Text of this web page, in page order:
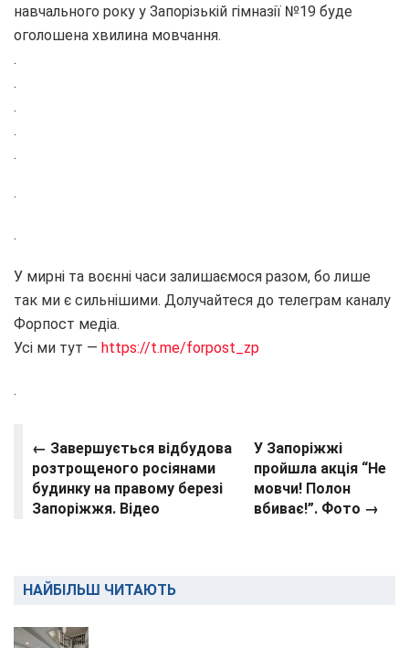
навчального року у Запорізькій гімназії №19 буде
оголошена хвилина мовчання.
.
.
.
.
.
.
.
У мирні та воєнні часи залишаємося разом, бо лише
так ми є сильнішими. Долучайтеся до телеграм каналу
Форпост медіа.
Усі ми тут — https://t.me/forpost_zp
.
← Завершується відбудова
розтрощеного росіянами
будинку на правому березі
Запоріжжя. Відео
У Запоріжжі
пройшла акція “Не
мовчи! Полон
вбиває!”. Фото →
НАЙБІЛЬШ ЧИТАЮТЬ